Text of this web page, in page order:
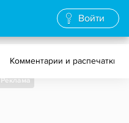
Войти
Комментарии и распечатки
Реклама